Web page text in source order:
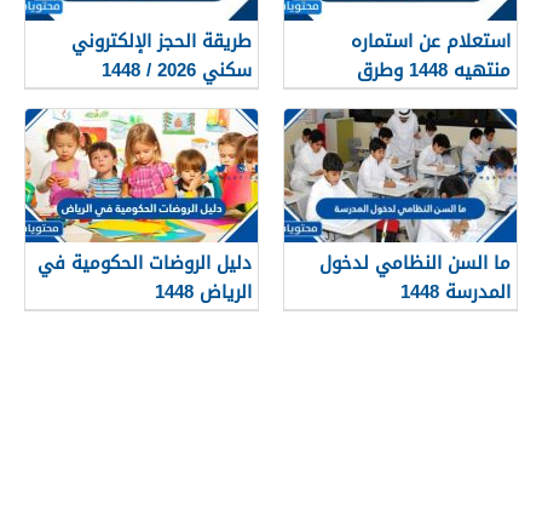
استعلام عن استماره
منتهيه 1448 وطرق
تجديدها
طريقة الحجز الإلكتروني
سكني 2026 / 1448
بالتفصيل
ما السن النظامي لدخول
المدرسة 1448
دليل الروضات الحكومية في
الرياض 1448